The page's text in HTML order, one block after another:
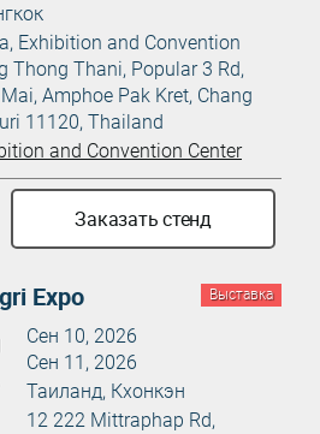
Exhibition and Convention
Thong Thani, Popular 3 Rd,
Amphoe Pak Kret, Chang
11120, Thailand
and Convention Center
Заказать стенд
Выставка
Expo
Сен 10, 2026
Сен 11, 2026
Таиланд, Кхонкэн
12 222 Mittraphap Rd,